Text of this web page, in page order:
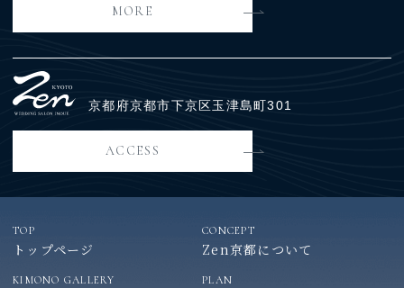
MORE
京都府京都市下京区玉津島町301
ACCESS
TOP
トップページ
CONCEPT
Zen京都について
KIMONO GALLERY PLAN